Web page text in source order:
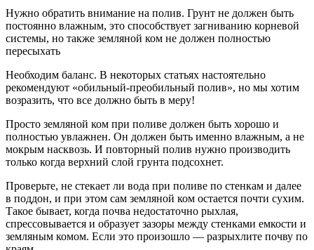
Нужно обратить внимание на полив. Грунт не должен быть
постоянно влажным, это способствует загниванию корневой
системы, но также земляной ком не должен полностью
пересыхать
Необходим баланс. В некоторых статьях настоятельно
рекомендуют «обильный-преобильный полив», но мы хотим
возразить, что все должно быть в меру!
Просто земляной ком при поливе должен быть хорошо и
полностью увлажнен. Он должен быть именно влажным, а не
мокрым насквозь. И повторный полив нужно производить
только когда верхний слой грунта подсохнет.
Проверьте, не стекает ли вода при поливе по стенкам и далее
в поддон, и при этом сам земляной ком остается почти сухим.
Такое бывает, когда почва недостаточно рыхлая,
спрессовывается и образует зазоры между стенками емкости и
земляным комом. Если это произошло — разрыхлите почву по